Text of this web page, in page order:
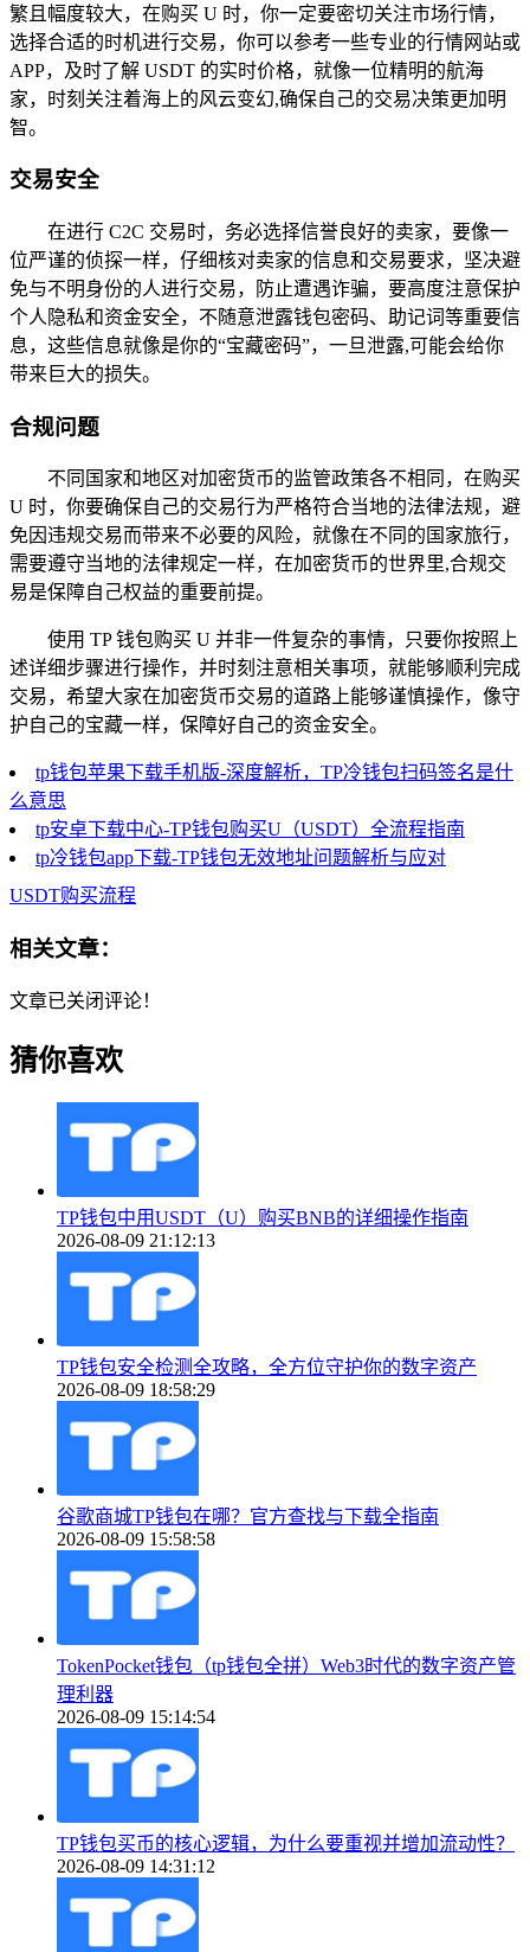
繁且幅度较大，在购买 U 时，你一定要密切关注市场行情，
选择合适的时机进行交易，你可以参考一些专业的行情网站或
APP，及时了解 USDT 的实时价格，就像一位精明的航海
家，时刻关注着海上的风云变幻,确保自己的交易决策更加明
智。
交易安全
在进行 C2C 交易时，务必选择信誉良好的卖家，要像一
位严谨的侦探一样，仔细核对卖家的信息和交易要求，坚决避
免与不明身份的人进行交易，防止遭遇诈骗，要高度注意保护
个人隐私和资金安全，不随意泄露钱包密码、助记词等重要信
息，这些信息就像是你的“宝藏密码”，一旦泄露,可能会给你
带来巨大的损失。
合规问题
不同国家和地区对加密货币的监管政策各不相同，在购买
U 时，你要确保自己的交易行为严格符合当地的法律法规，避
免因违规交易而带来不必要的风险，就像在不同的国家旅行，
需要遵守当地的法律规定一样，在加密货币的世界里,合规交
易是保障自己权益的重要前提。
使用 TP 钱包购买 U 并非一件复杂的事情，只要你按照上
述详细步骤进行操作，并时刻注意相关事项，就能够顺利完成
交易，希望大家在加密货币交易的道路上能够谨慎操作，像守
护自己的宝藏一样，保障好自己的资金安全。
tp钱包苹果下载手机版-深度解析，TP冷钱包扫码签名是什
么意思
tp安卓下载中心-TP钱包购买U（USDT）全流程指南
tp冷钱包app下载-TP钱包无效地址问题解析与应对
USDT购买流程
相关文章：
文章已关闭评论！
猜你喜欢
TP钱包中用USDT（U）购买BNB的详细操作指南
2026-08-09 21:12:13
TP钱包安全检测全攻略，全方位守护你的数字资产
2026-08-09 18:58:29
谷歌商城TP钱包在哪？官方查找与下载全指南
2026-08-09 15:58:58
TokenPocket钱包（tp钱包全拼）Web3时代的数字资产管
理利器
2026-08-09 15:14:54
TP钱包买币的核心逻辑，为什么要重视并增加流动性？
2026-08-09 14:31:12